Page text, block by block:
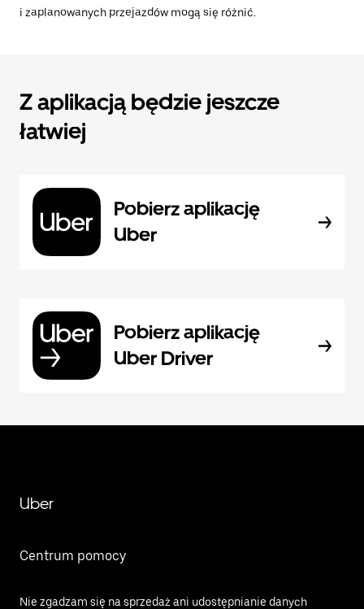
i zaplanowanych przejazdów mogą się różnić.
Z aplikacją będzie jeszcze
łatwiej
Pobierz aplikację
Uber
Pobierz aplikację
Uber Driver
Uber
Centrum pomocy
Nie zgadzam się na sprzedaż ani udostępnianie danych